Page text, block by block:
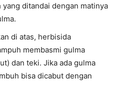
ditandai dengan matinya
di atas, herbisida
membasmi gulma
dan teki. Jika ada gulma
bisa dicabut dengan